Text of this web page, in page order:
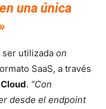
una única
ser utilizada on
SaaS, a través
. “Con
desde el endpoint